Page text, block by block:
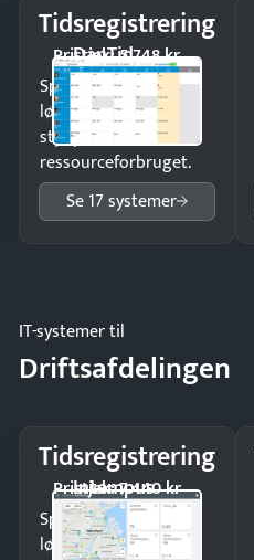
Tidsregistrering
DanTid
Pristjek: 5.748 kr
Spar tid på
lønberegning og få
styr på
ressourceforbruget.
Se 17 systemer
IT-systemer til
Driftsafdelingen
Tidsregistrering
Intempus
Pristjek: 7.440 kr
Spar tid på
lønberegning og få